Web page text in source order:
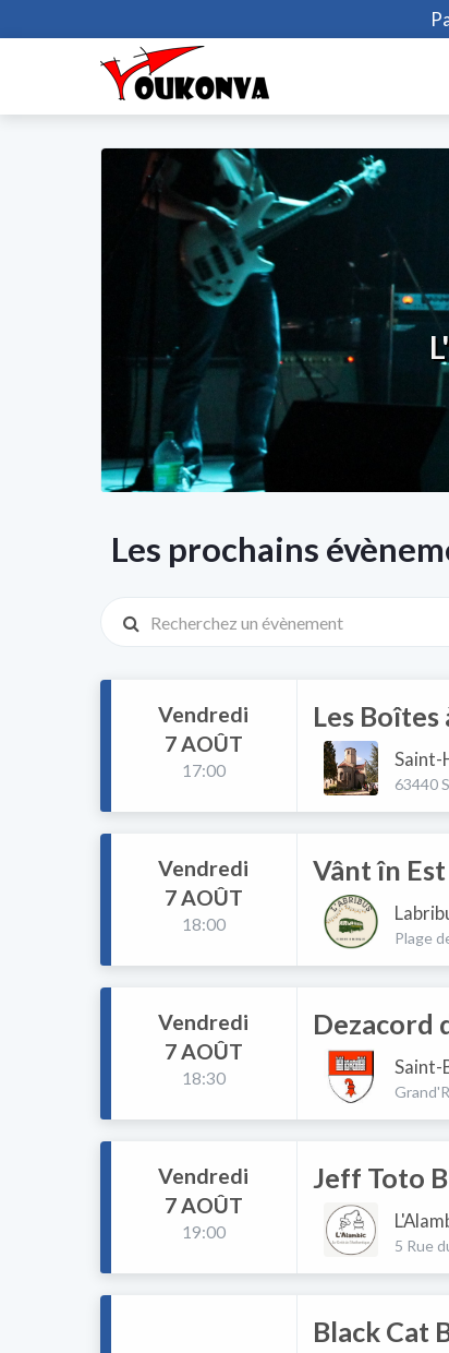
Auvergne
Les prochains
Recherchez un évènement
Vendredi
7 AOÛT
17:00
Les
Saint-
63440
Vendredi
7 AOÛT
18:00
Vânt în
Plage
Vendredi
7 AOÛT
18:30
Dezacord
Saint-
Vendredi
7 AOÛT
19:00
Jeff Toto
5 Rue
Black Cat